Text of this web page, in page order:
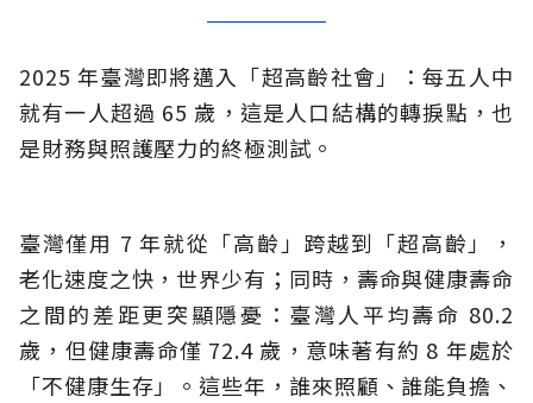
2025 年臺灣即將邁入「超高齡社會」：每五人中
就有一人超過 65 歲，這是人口結構的轉捩點，也
是財務與照護壓力的終極測試。
臺灣僅用 7 年就從「高齡」跨越到「超高齡」，
老化速度之快，世界少有；同時，壽命與健康壽命
之間的差距更突顯隱憂：臺灣人平均壽命 80.2
歲，但健康壽命僅 72.4 歲，意味著有約 8 年處於
「不健康生存」。這些年，誰來照顧、誰能負擔、